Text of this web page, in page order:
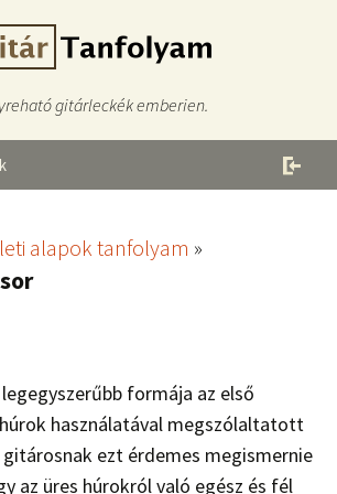
gitárleckék emberien.
alapok tanfolyam »
formája az első
használatával megszólaltatott
ezt érdemes megismernie
az üres húrokról való egész és fél